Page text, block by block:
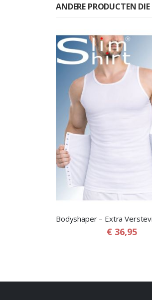
ANDERE PRODUCTEN
€ 36,95